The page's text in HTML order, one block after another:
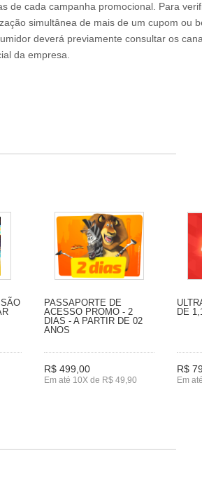
de cada campanha promocional. Para
simultânea de mais de um cupom ou
deverá previamente consultar os
da empresa.
PASSAPORTE DE
ACESSO PROMO - 2
DIAS - A PARTIR DE 02
ANOS
R$ 499,00
Em até 10X de R$ 49,90
DE
R$
Em